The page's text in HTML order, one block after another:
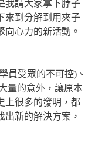
我請大家拿下脖子
來到分解到用夾子
向心力的新活動。
員受眾的不可控)、
量的意外，讓原本
上很多的發明，都
新的解決方案，